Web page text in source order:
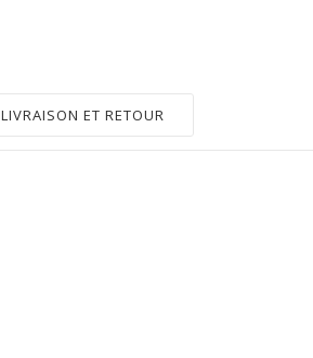
LIVRAISON ET RETOUR